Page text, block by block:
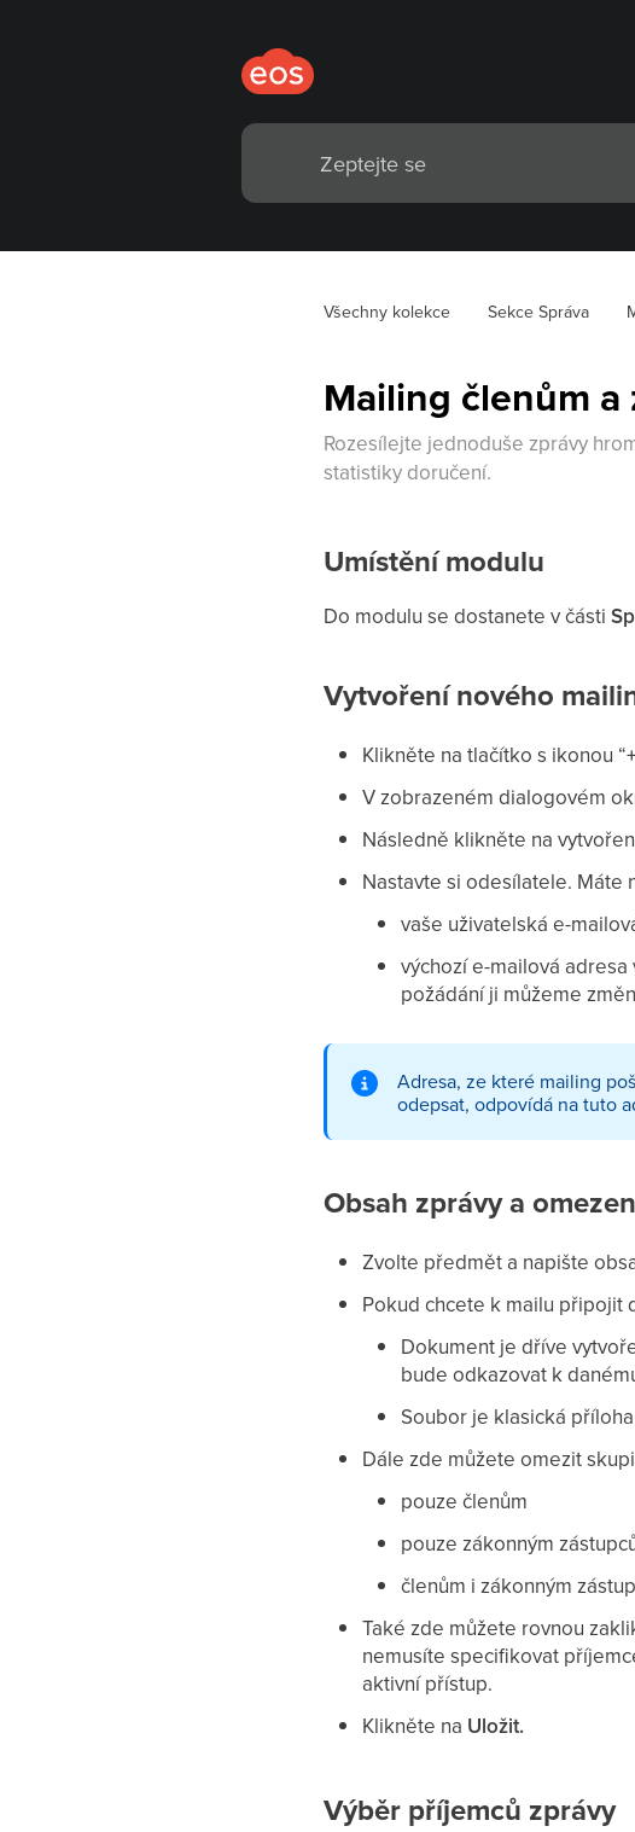
Všechny kolekce Sekce Správa
Mailing členům a
Rozesílejte jednoduše zprávy
statistiky doručení.
Umístění modulu
Do modulu se dostanete v části
Vytvoření nového
Klikněte na tlačítko s ikonou “+
V zobrazeném dialogovém
Následně klikněte na
Nastavte si odesílatele. Máte
vaše uživatelská e-
výchozí e-mailová
požádání ji můžeme
Adresa, ze které mailing
odepsat, odpovídá na tuto
Obsah zprávy a
Zvolte předmět a napište
Pokud chcete k mailu připojit
Dokument je dříve
bude odkazovat k
Soubor je klasická
Dále zde můžete omezit
pouze členům
pouze zákonným
členům i zákonným
Také zde můžete rovnou
nemusíte specifikovat
aktivní přístup.
Klikněte na Uložit.
Výběr příjemců zprávy